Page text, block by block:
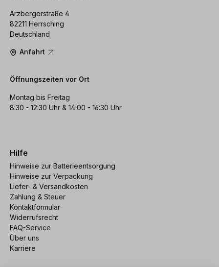
Arzbergerstraße 4
82211 Herrsching
Deutschland
Anfahrt
Öffnungszeiten vor Ort
Montag bis Freitag
8:30 - 12:30 Uhr & 14:00 - 16:30 Uhr
Hilfe
Hinweise zur Batterieentsorgung
Hinweise zur Verpackung
Liefer- & Versandkosten
Zahlung & Steuer
Kontaktformular
Widerrufsrecht
FAQ-Service
Über uns
Karriere